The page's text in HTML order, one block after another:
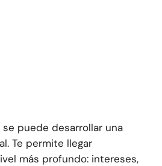
puede desarrollar una
Te permite llegar
más profundo: intereses,